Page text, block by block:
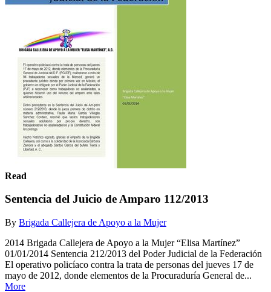
Read
Sentencia del Juicio de Amparo 112/2013
By Brigada Callejera de Apoyo a la Mujer
2014 Brigada Callejera de Apoyo a la Mujer “Elisa Martínez”
01/01/2014 Sentencia 212/2013 del Poder Judicial de la Federación
El operativo policíaco contra la trata de personas del jueves 17 de
mayo de 2012, donde elementos de la Procuraduría General de...
More